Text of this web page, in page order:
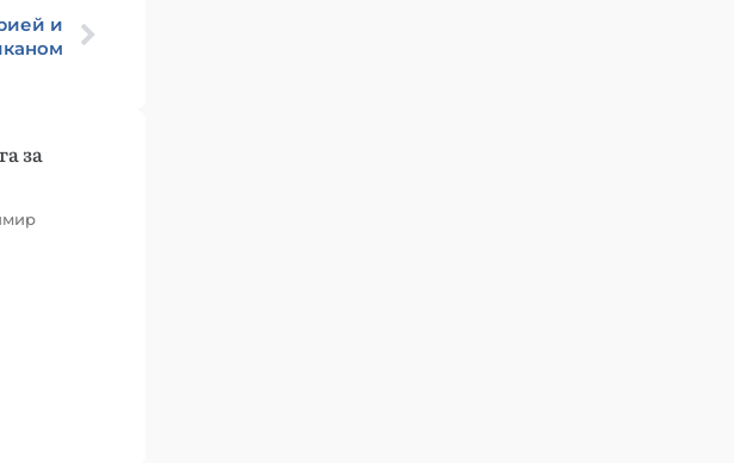
и
за